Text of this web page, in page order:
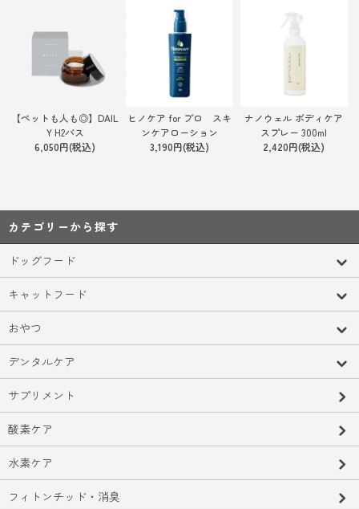
【ペットも人も◎】DAIL
Y H2バス
6,050円(税込)
ヒノケア for プロ スキ
ンケアローション
3,190円(税込)
ナノウェル ボディケア
スプレー 300ml
2,420円(税込)
カテゴリーから探す
ドッグフード
キャットフード
おやつ
デンタルケア
サプリメント
酸素ケア
水素ケア
フィトンチッド・消臭